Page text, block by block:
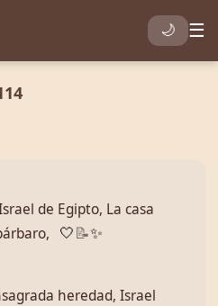
🌙 ☰
de Egipto, La casa
🤍 📝✨
heredad, Israel